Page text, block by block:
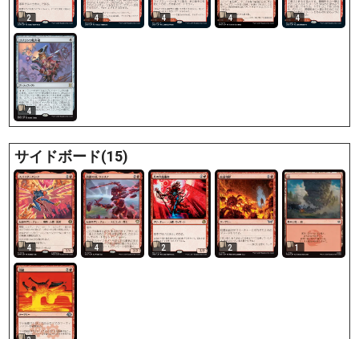
2 4 4 4 4
4
サイドボード(15)
4 4 2 2 1